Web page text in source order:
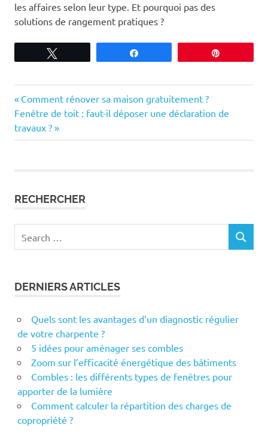
les affaires selon leur type. Et pourquoi pas des
solutions de rangement pratiques ?
Navigation
de
Previous
Post:
Comment rénover sa maison gratuitement ?
Next
Post:
Fenêtre de toit : faut-il déposer une déclaration de
travaux ?
RECHERCHER
for:
SEARCH
DERNIERS ARTICLES
Quels sont les avantages d’un diagnostic régulier
de votre charpente ?
5 idées pour aménager ses combles
Zoom sur l’efficacité énergétique des bâtiments
Combles : les différents types de fenêtres pour
apporter de la lumière
Comment calculer la répartition des charges de
copropriété ?